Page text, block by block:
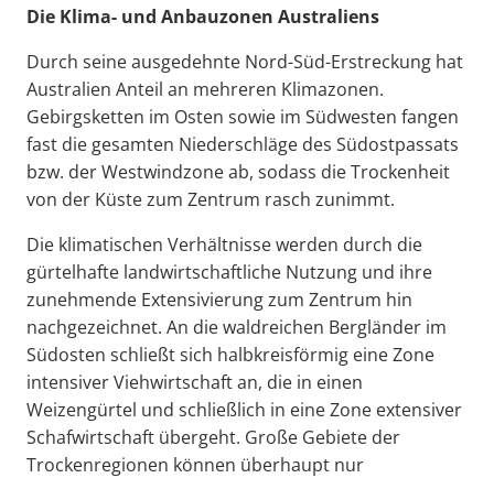
Die Klima- und Anbauzonen Australiens
Durch seine ausgedehnte Nord-Süd-Erstreckung hat
Australien Anteil an mehreren Klimazonen.
Gebirgsketten im Osten sowie im Südwesten fangen
fast die gesamten Niederschläge des Südostpassats
bzw. der Westwindzone ab, sodass die Trockenheit
von der Küste zum Zentrum rasch zunimmt.
Die klimatischen Verhältnisse werden durch die
gürtelhafte landwirtschaftliche Nutzung und ihre
zunehmende Extensivierung zum Zentrum hin
nachgezeichnet. An die waldreichen Bergländer im
Südosten schließt sich halbkreisförmig eine Zone
intensiver Viehwirtschaft an, die in einen
Weizengürtel und schließlich in eine Zone extensiver
Schafwirtschaft übergeht. Große Gebiete der
Trockenregionen können überhaupt nur